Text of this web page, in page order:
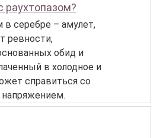
раухтопазом?
в серебре – амулет,
ревности,
обид и
в холодное и
справиться со